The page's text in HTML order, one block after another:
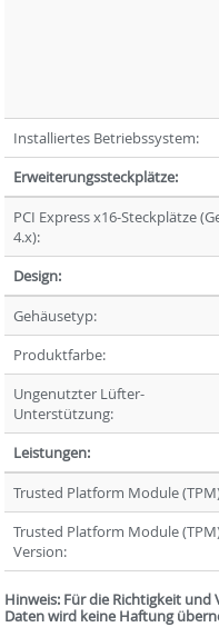
Installiertes Betriebssystem:
Erweiterungssteckplätze:
PCI Express x16-Steckplätze
4.x):
Design:
Gehäusetyp:
Produktfarbe:
Ungenutzter Lüfter-
Unterstützung:
Leistungen:
Trusted Platform Module
Trusted Platform Module
Version:
Hinweis: Für die Richtigkeit
Daten wird keine Haftung